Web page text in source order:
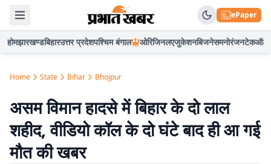
ePaper
होमझारखण्डबिहारउत्तर प्रदेशपश्चिम बंगाल ओरिजिनलएजुकेशनबिजनेसमनोरंजनटेकऑटो
Home State Bihar Bhojpur
असम विमान हादसे में बिहार के दो लाल
शहीद, वीडियो कॉल के दो घंटे बाद ही आ गई
मौत की खबर